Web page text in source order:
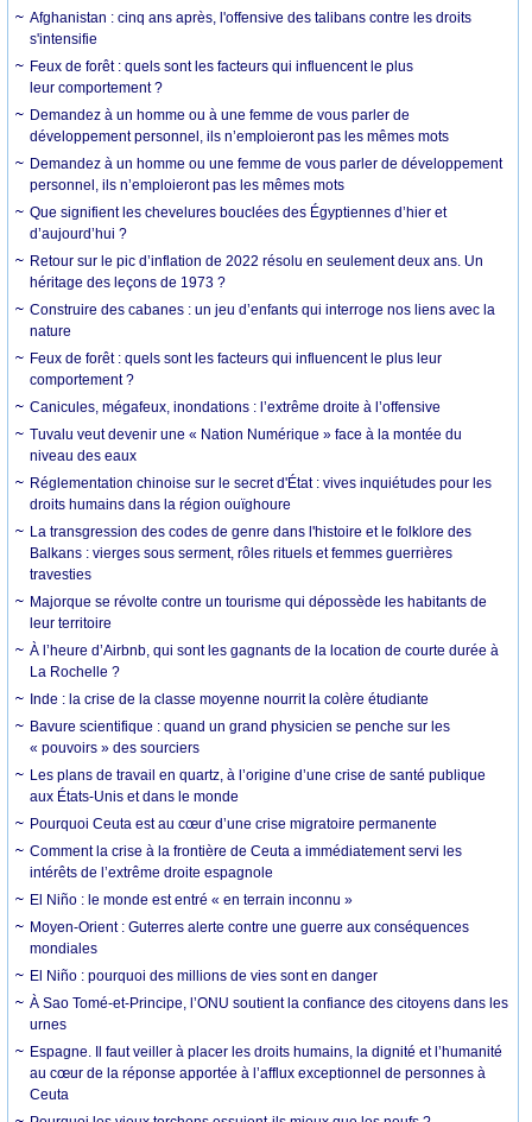
Afghanistan : cinq ans après, l'offensive des talibans contre les droits
s'intensifie
Feux de forêt : quels sont les facteurs qui influencent le plus
leur comportement ?
Demandez à un homme ou à une femme de vous parler de
développement personnel, ils n’emploieront pas les mêmes mots
Demandez à un homme ou une femme de vous parler de développement
personnel, ils n’emploieront pas les mêmes mots
Que signifient les chevelures bouclées des Égyptiennes d’hier et
d’aujourd’hui ?
Retour sur le pic d’inflation de 2022 résolu en seulement deux ans. Un
héritage des leçons de 1973 ?
Construire des cabanes : un jeu d’enfants qui interroge nos liens avec la
nature
Feux de forêt : quels sont les facteurs qui influencent le plus leur
comportement ?
Canicules, mégafeux, inondations : l’extrême droite à l’offensive
Tuvalu veut devenir une « Nation Numérique » face à la montée du
niveau des eaux
Réglementation chinoise sur le secret d'État : vives inquiétudes pour les
droits humains dans la région ouïghoure
La transgression des codes de genre dans l'histoire et le folklore des
Balkans : vierges sous serment, rôles rituels et femmes guerrières
travesties
Majorque se révolte contre un tourisme qui dépossède les habitants de
leur territoire
À l’heure d’Airbnb, qui sont les gagnants de la location de courte durée à
La Rochelle ?
Inde : la crise de la classe moyenne nourrit la colère étudiante
Bavure scientifique : quand un grand physicien se penche sur les
« pouvoirs » des sourciers
Les plans de travail en quartz, à l’origine d’une crise de santé publique
aux États-Unis et dans le monde
Pourquoi Ceuta est au cœur d’une crise migratoire permanente
Comment la crise à la frontière de Ceuta a immédiatement servi les
intérêts de l’extrême droite espagnole
El Niño : le monde est entré « en terrain inconnu »
Moyen-Orient : Guterres alerte contre une guerre aux conséquences
mondiales
El Niño : pourquoi des millions de vies sont en danger
À Sao Tomé-et-Principe, l’ONU soutient la confiance des citoyens dans les
urnes
Espagne. Il faut veiller à placer les droits humains, la dignité et l’humanité
au cœur de la réponse apportée à l’afflux exceptionnel de personnes à
Ceuta